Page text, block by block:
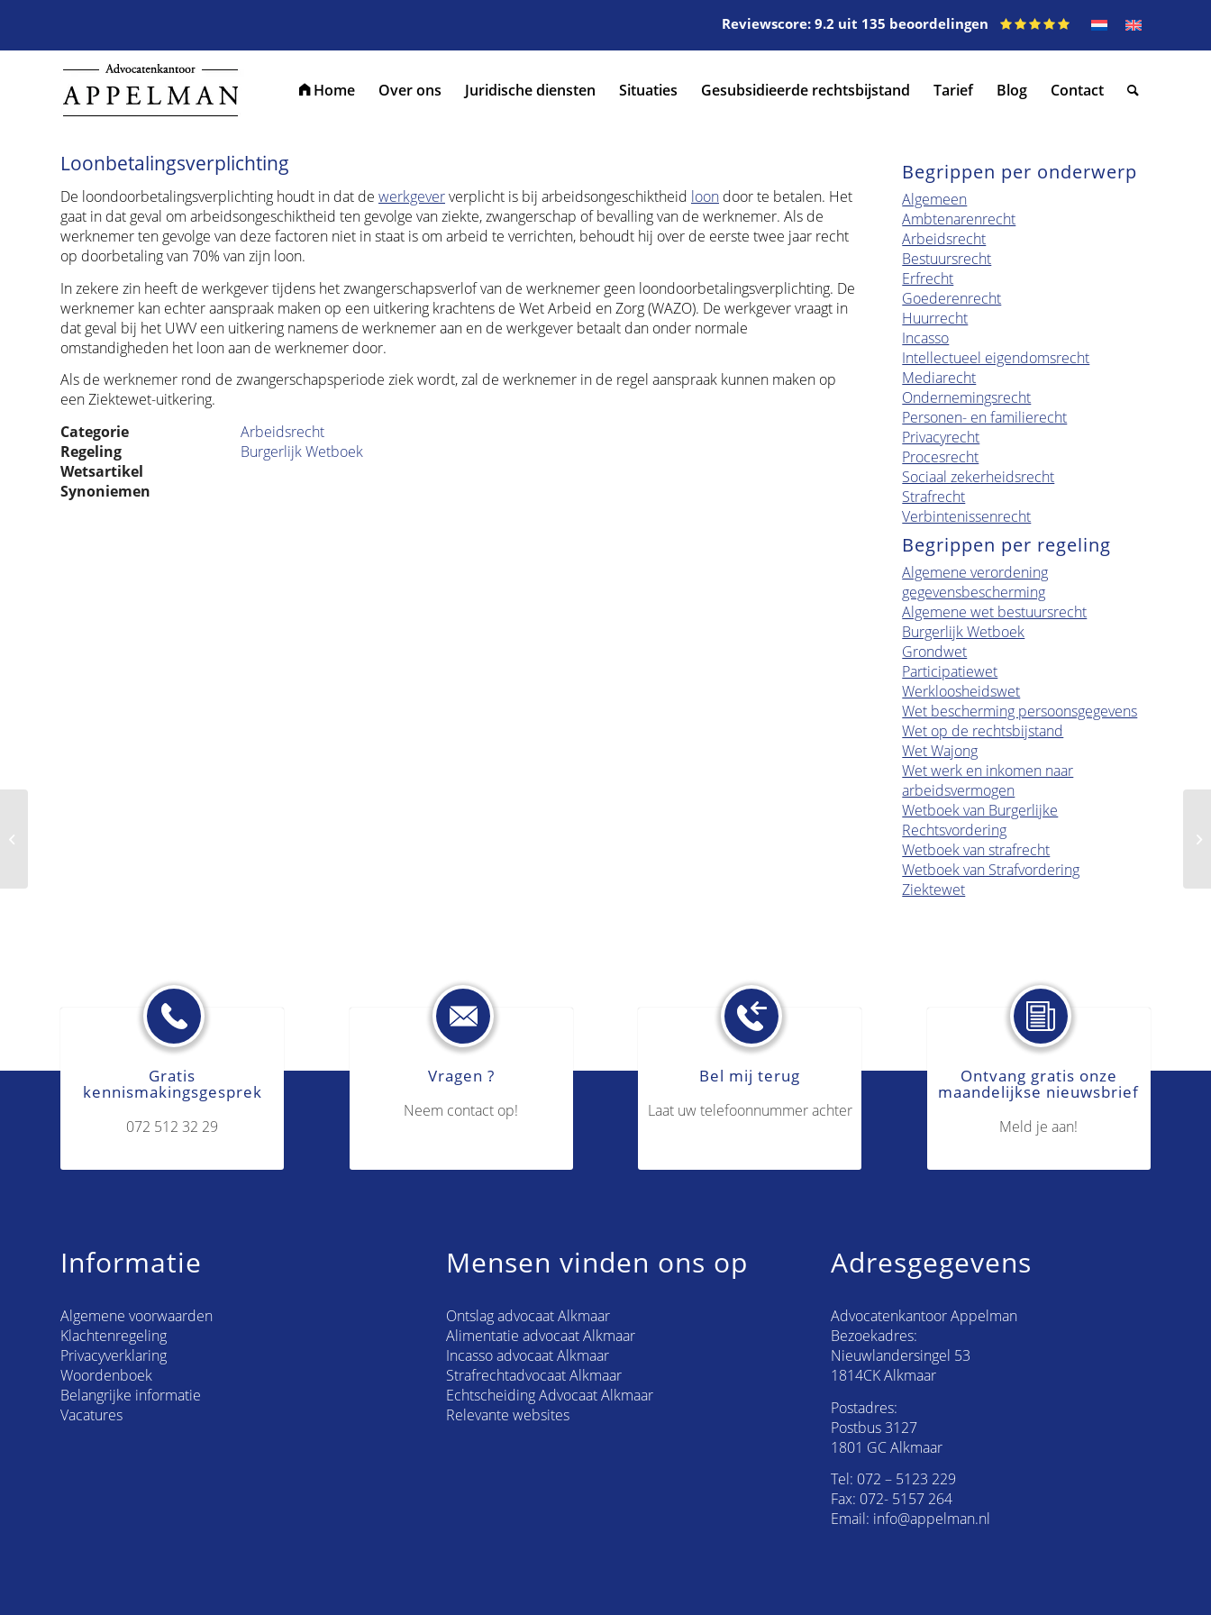
Reviewscore: 9.2 uit 135 beoordelingen
Home Over ons Juridische diensten Situaties Gesubsidieerde rechtsbijstand Tarief Blog Contact
Loonbetalingsverplichting
De loondoorbetalingsverplichting houdt in dat de werkgeververplicht is bij arbeidsongeschiktheid loon door te betalen. Het
gaat in dat geval om arbeidsongeschiktheid ten gevolge van ziekte, zwangerschap of bevalling van de werknemer. Als de
werknemer ten gevolge van deze factoren niet in staat is om arbeid te verrichten, behoudt hij over de eerste twee jaar recht
op doorbetaling van 70% van zijn loon.
In zekere zin heeft de werkgever tijdens het zwangerschapsverlof van de werknemer geen loondoorbetalingsverplichting. De
werknemer kan echter aanspraak maken op een uitkering krachtens de Wet Arbeid en Zorg (WAZO). De werkgever vraagt in
dat geval bij het UWV een uitkering namens de werknemer aan en de werkgever betaalt dan onder normale
omstandigheden het loon aan de werknemer door.
Als de werknemer rond de zwangerschapsperiode ziek wordt, zal de werknemer in de regel aanspraak kunnen maken op
een Ziektewet-uitkering.
Categorie
Arbeidsrecht
Regeling
Burgerlijk Wetboek
Wetsartikel
Synoniemen
Begrippen per onderwerp
Algemeen
Ambtenarenrecht
Arbeidsrecht
Bestuursrecht
Erfrecht
Goederenrecht
Huurrecht
Incasso
Intellectueel eigendomsrecht
Mediarecht
Ondernemingsrecht
Personen- en familierecht
Privacyrecht
Procesrecht
Sociaal zekerheidsrecht
Strafrecht
Verbintenissenrecht
Begrippen per regeling
Algemene verordening
gegevensbescherming
Algemene wet bestuursrecht
Burgerlijk Wetboek
Grondwet
Participatiewet
Werkloosheidswet
Wet bescherming persoonsgegevens
Wet op de rechtsbijstand
Wet Wajong
Wet werk en inkomen naar
arbeidsvermogen
Wetboek van Burgerlijke
Rechtsvordering
Wetboek van strafrecht
Wetboek van Strafvordering
Ziektewet
Gratis
kennismakingsgesprek
072 512 32 29
Vragen ?
Neem contact op!
Bel mij terug
Laat uw telefoonnummer achter
Ontvang gratis onze
maandelijkse nieuwsbrief
Meld je aan!
Informatie
Algemene voorwaarden
Klachtenregeling
Privacyverklaring
Woordenboek
Belangrijke informatie
Vacatures
Mensen vinden ons op
Ontslag advocaat Alkmaar
Alimentatie advocaat Alkmaar
Incasso advocaat Alkmaar
Strafrechtadvocaat Alkmaar
Echtscheiding Advocaat Alkmaar
Relevante websites
Adresgegevens
Advocatenkantoor Appelman
Bezoekadres:
Nieuwlandersingel 53
1814CK Alkmaar
Postadres:
Postbus 3127
1801 GC Alkmaar
Tel: 072 – 5123 229
Fax: 072- 5157 264
Email: info@appelman.nl